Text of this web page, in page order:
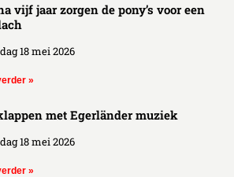
vijf jaar zorgen de pony’s voor een
18 mei 2026
»
met Egerländer muziek
18 mei 2026
»